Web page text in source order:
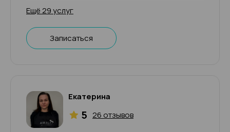
Ещё 29 услуг
Записаться
Екатерина
5 26 отзывов